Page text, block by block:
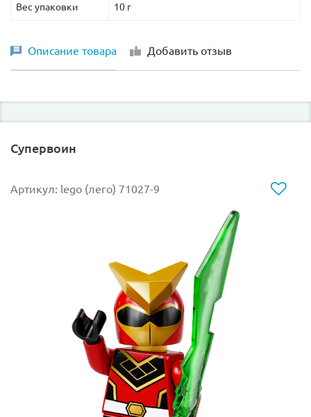
Вес упаковки 10 г
Описание товара Добавить отзыв
Супервоин
Артикул: lego (лего) 71027-9